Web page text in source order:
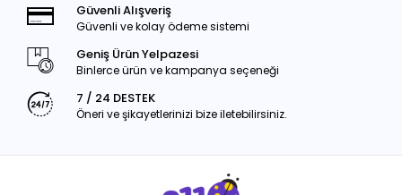
Güvenli Alışveriş
Güvenli ve kolay ödeme sistemi
Geniş Ürün Yelpazesi
Binlerce ürün ve kampanya seçeneği
7 / 24 DESTEK
Öneri ve şikayetlerinizi bize iletebilirsiniz.